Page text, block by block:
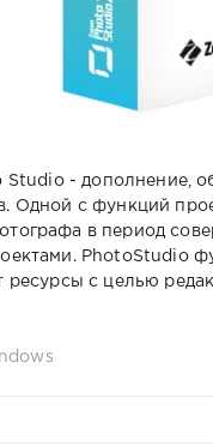
Studio - дополнение,
Одной с функций
в период
PhotoStudio
ресурсы с целью